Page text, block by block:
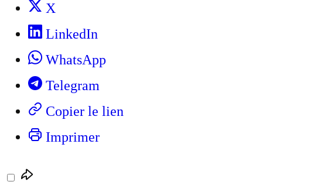
X
LinkedIn
WhatsApp
Telegram
Copier le lien
Imprimer